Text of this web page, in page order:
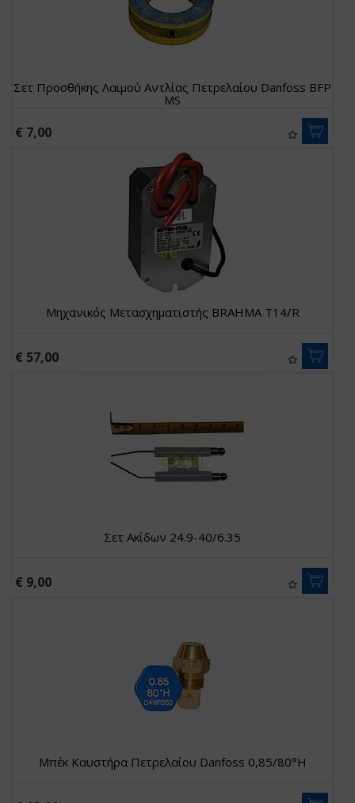
Σετ Προσθήκης Λαιμού Αντλίας Πετρελαίου Danfoss BFP
MS
€ 7,00
Μηχανικός Μετασχηματιστής BRAHMA T14/R
€ 57,00
Σετ Ακίδων 24.9-40/6.35
€ 9,00
Μπέκ Καυστήρα Πετρελαίου Danfoss 0,85/80°H